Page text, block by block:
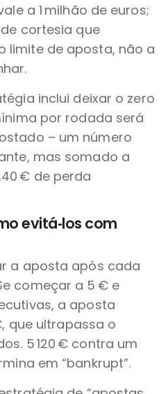
a 1 milhão de euros;
cortesia que
limite de aposta, não a
inclui deixar o zero
por rodada será
– um número
mas somado a
€ de perda
evitá‑los com
a aposta após cada
começar a 5 € e
a aposta
que ultrapassa o
5 120 € contra um
em “bankrupt”.